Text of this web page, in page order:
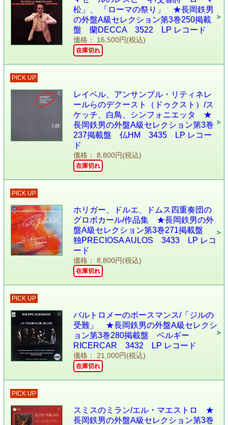
松」、 「ローマの祭り」 ★長岡鉄男
の外盤A級セレクション第3巻250掲載
盤 蘭DECCA 3522 LP レコード
価格： 16,500円(税込)
在庫切れ
PICK UP
レイベル、アンサンブル・リティネレ
ールらのデクースト（ドゥクスト）/ス
ケッチ、白鳥、シンフォニエッタ ★
長岡鉄男の外盤A級セレクション第3巻
237掲載盤 仏HM 3435 LP レコー
ド
価格： 8,800円(税込)
在庫切れ
PICK UP
ホリガー、ドルエ、ドムス四重奏団の
グロボカール/作品集 ★長岡鉄男の外
盤A級セレクション第3巻271掲載盤
独PRECIOSA AULOS 3433 LP レコ
ード
価格： 8,800円(税込)
在庫切れ
PICK UP
バルトロメーのボースマンス/「ジルの
受難」 ★長岡鉄男の外盤A級セレクシ
ョン第3巻280掲載盤 ベルギー
RICERCAR 3432 LP レコード
価格： 21,000円(税込)
在庫切れ
PICK UP
スミスのミラン/エル・マエストロ ★
長岡鉄男の外盤A級セレクション第3巻